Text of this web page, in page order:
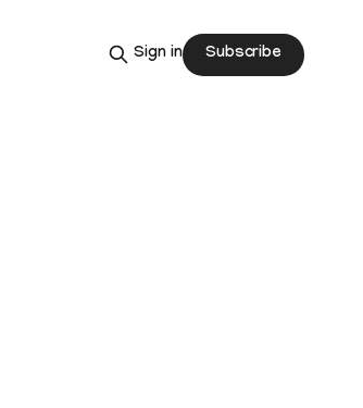
Sign in Subscribe